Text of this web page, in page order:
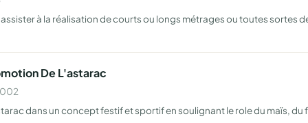
à la réalisation de courts ou longs métrages ou toutes sortes
De L'astarac
dans un concept festif et sportif en soulignant le role du maïs, du